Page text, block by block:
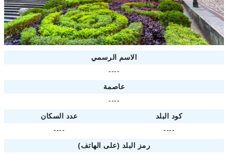
الاسم الرسمي
----
عاصمة
----
عدد السكان
كود البلد
----
----
رمز البلد (على الهاتف)